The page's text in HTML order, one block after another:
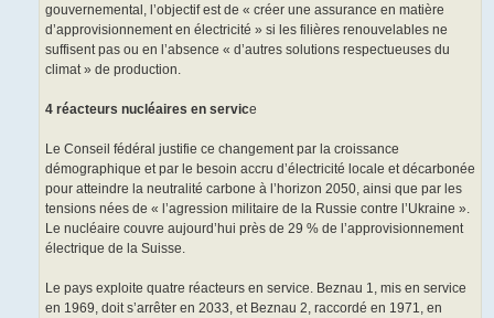
gouvernemental, l’objectif est de « créer une assurance en matière
d’approvisionnement en électricité » si les filières renouvelables ne
suffisent pas ou en l’absence « d’autres solutions respectueuses du
climat » de production.
4 réacteurs nucléaires en service
Le Conseil fédéral justifie ce changement par la croissance
démographique et par le besoin accru d’électricité locale et décarbonée
pour atteindre la neutralité carbone à l’horizon 2050, ainsi que par les
tensions nées de « l’agression militaire de la Russie contre l’Ukraine ».
Le nucléaire couvre aujourd’hui près de 29 % de l’approvisionnement
électrique de la Suisse.
Le pays exploite quatre réacteurs en service. Beznau 1, mis en service
en 1969, doit s’arrêter en 2033, et Beznau 2, raccordé en 1971, en